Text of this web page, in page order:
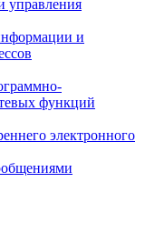
управления
и
функций
электронного